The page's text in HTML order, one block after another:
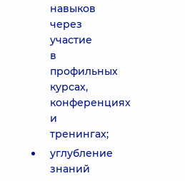
навыков
через
участие
в
профильных
курсах,
конференциях
и
тренингах;
углубление
знаний